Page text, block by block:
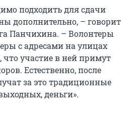
подходить для сдачи
дополнительно, – говорит
Панчихина. – Волонтеры
с адресами на улицах
что участие в ней примут
Естественно, после
за это традиционные
деньги».